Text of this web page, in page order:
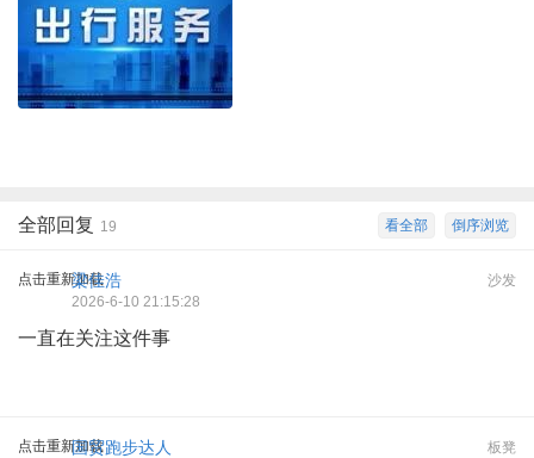
倒序浏览
看全部
全部回复 19
点击重新加载 沙发
梁佳浩
2026-6-10 21:15:28
一直在关注这件事
点击重新加载 板凳
国贸跑步达人